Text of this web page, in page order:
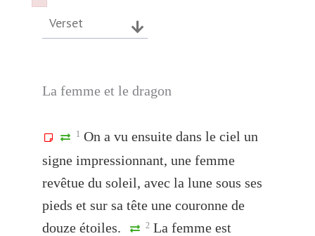
Verset
La femme et le dragon
1 On a vu ensuite dans le ciel un
signe impressionnant, une femme
revêtue du soleil, avec la lune sous ses
pieds et sur sa tête une couronne de
douze étoiles.
2 La femme est
Failed to initialize plugin: wplink
Failed to initialize plugin: wplink